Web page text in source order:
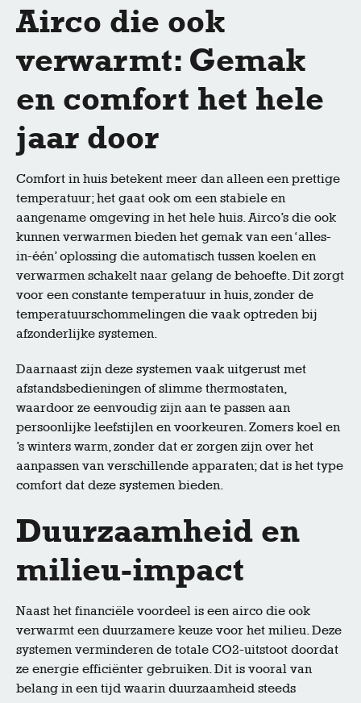
Airco die ook
verwarmt: Gemak
en comfort het hele
jaar door
Comfort in huis betekent meer dan alleen een prettige
temperatuur; het gaat ook om een stabiele en
aangename omgeving in het hele huis. Airco’s die ook
kunnen verwarmen bieden het gemak van een ‘alles-
in-één’ oplossing die automatisch tussen koelen en
verwarmen schakelt naar gelang de behoefte. Dit zorgt
voor een constante temperatuur in huis, zonder de
temperatuurschommelingen die vaak optreden bij
afzonderlijke systemen.
Daarnaast zijn deze systemen vaak uitgerust met
afstandsbedieningen of slimme thermostaten,
waardoor ze eenvoudig zijn aan te passen aan
persoonlijke leefstijlen en voorkeuren. Zomers koel en
’s winters warm, zonder dat er zorgen zijn over het
aanpassen van verschillende apparaten; dat is het type
comfort dat deze systemen bieden.
Duurzaamheid en
milieu-impact
Naast het financiële voordeel is een airco die ook
verwarmt een duurzamere keuze voor het milieu. Deze
systemen verminderen de totale CO2-uitstoot doordat
ze energie efficiënter gebruiken. Dit is vooral van
belang in een tijd waarin duurzaamheid steeds